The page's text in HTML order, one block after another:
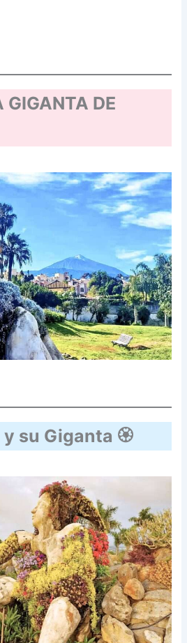
GIGANTA DE
y su Giganta 🏵️